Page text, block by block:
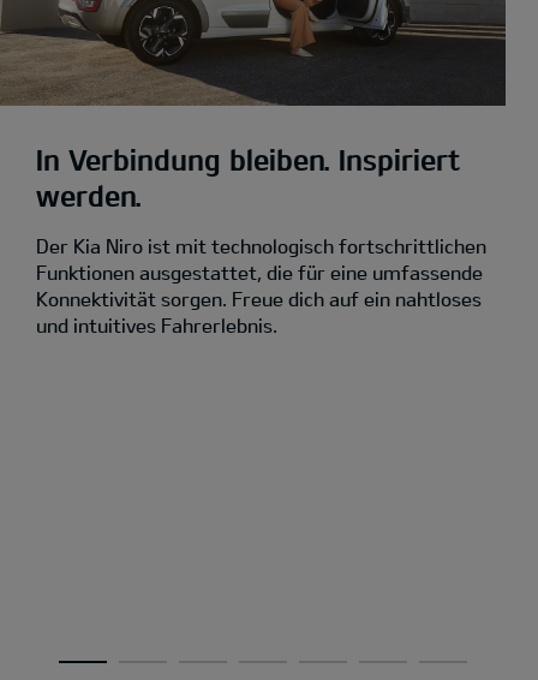
In Verbindung bleiben. Inspiriert
werden.
Der Kia Niro ist mit technologisch fortschrittlichen
Funktionen ausgestattet, die für eine umfassende
Konnektivität sorgen. Freue dich auf ein nahtloses
und intuitives Fahrerlebnis.